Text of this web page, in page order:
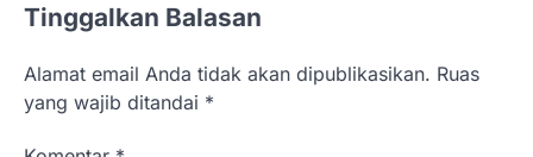
Tinggalkan Balasan
Alamat email Anda tidak akan dipublikasikan. Ruas
yang wajib ditandai *